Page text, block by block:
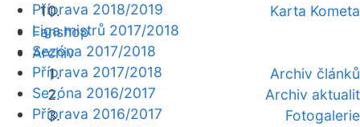
Karta Kometa
Fanshop
Archiv
Archiv článků
Archiv aktualit
Fotogalerie
Příprava 2018/2019
Liga mistrů 2017/2018
Sezóna 2017/2018
Příprava 2017/2018
Sezóna 2016/2017
Příprava 2016/2017